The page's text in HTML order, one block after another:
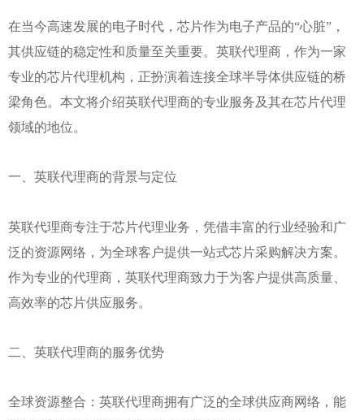
在当今高速发展的电子时代，芯片作为电子产品的“心脏”，
其供应链的稳定性和质量至关重要。英联代理商，作为一家
专业的芯片代理机构，正扮演着连接全球半导体供应链的桥
梁角色。本文将介绍英联代理商的专业服务及其在芯片代理
领域的地位。
一、英联代理商的背景与定位
英联代理商专注于芯片代理业务，凭借丰富的行业经验和广
泛的资源网络，为全球客户提供一站式芯片采购解决方案。
作为专业的代理商，英联代理商致力于为客户提供高质量、
高效率的芯片供应服务。
二、英联代理商的服务优势
全球资源整合：英联代理商拥有广泛的全球供应商网络，能